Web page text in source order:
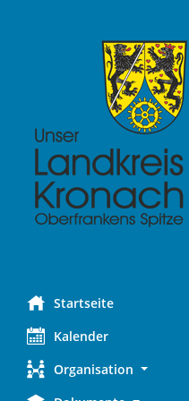
Startseite
Kalender
Organisation